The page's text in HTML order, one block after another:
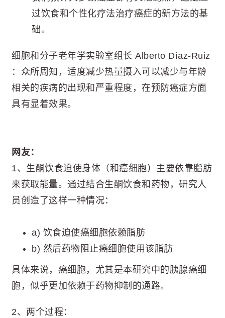
过饮食和个性化疗法治疗癌症的新方法的基
础。
细胞和分子老年学实验室组长 Alberto Díaz-Ruiz
：众所周知，适度减少热量摄入可以减少与年龄
相关的疾病的出现和严重程度，在预防癌症方面
具有显着效果。
网友：
1、生酮饮食迫使身体（和癌细胞）主要依靠脂肪
来获取能量。通过结合生酮饮食和药物，研究人
员创造了这样一种情况：
a) 饮食迫使癌细胞依赖脂肪
b) 然后药物阻止癌细胞使用该脂肪
具体来说，癌细胞，尤其是本研究中的胰腺癌细
胞，似乎更加依赖于药物抑制的通路。
2、两个过程：